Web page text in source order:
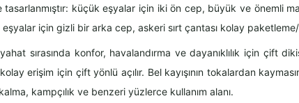
tasarlanmıştır: küçük eşyalar için iki ön cep, büyük ve önemli
için gizli bir arka cep, askeri sırt çantası kolay
sırasında konfor, havalandırma ve dayanıklılık için çift
erişim için çift yönlü açılır. Bel kayışının tokalardan
kampçılık ve benzeri yüzlerce kullanım alanı.